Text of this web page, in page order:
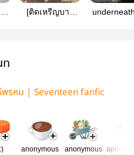
[ติดเหรีญบาง
ท
พรหม | Seventeen fanfic
anonymous
anonymous